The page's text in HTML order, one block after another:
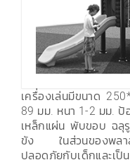
เครื่องเล่นมีขนาด
89 มม. หนา 1-2 มม.
เหล็กแผ่น พับขอบ ฉลุ
ขัง ในส่วนของพลา
ปลอดภัยกับเด็กและเ